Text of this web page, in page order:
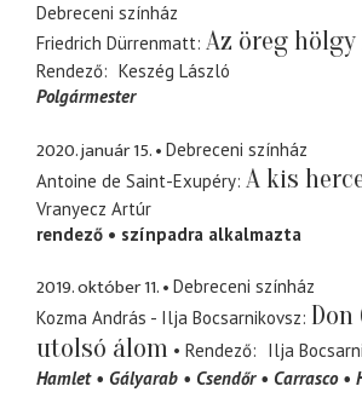
Debreceni színház
Friedrich Dürrenmatt Az öreg
Rendező
Keszég László
Polgármester
2020. január 15.
Debreceni színház
Antoine de Saint-Exupéry A kis
Vranyecz Artúr
rendező
színpadra alkalmazta
2019. október 11.
Debreceni színház
Kozma András - Ilja Bocsarnikovsz Don
utolsó álom
Rendező
Ilja
Hamlet
Gályarab Csendőr Carrasco